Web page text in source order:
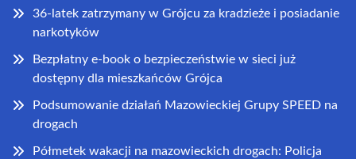
36-latek zatrzymany w Grójcu za kradzieże i posiadanie
narkotyków
Bezpłatny e-book o bezpieczeństwie w sieci już
dostępny dla mieszkańców Grójca
Podsumowanie działań Mazowieckiej Grupy SPEED na
drogach
Półmetek wakacji na mazowieckich drogach: Policja